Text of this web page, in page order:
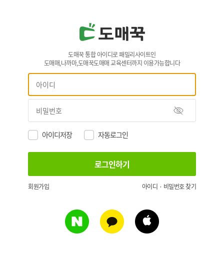
도매꾹 통합 아이디로 패밀리사이트인
도매매,나까마,도매꾹도매매 교육센터까지 이용가능합니다
아이디저장 자동로그인
회원가입 아이디 · 비밀번호 찾기